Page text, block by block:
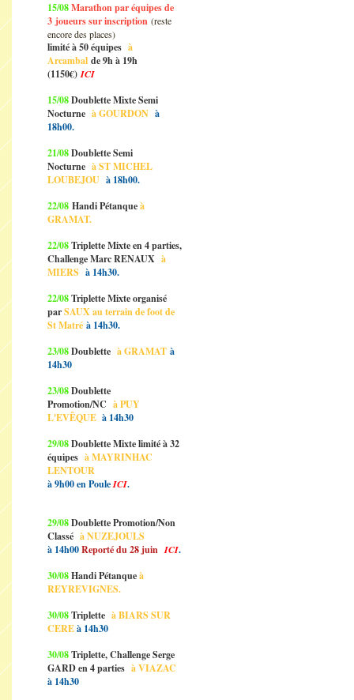
15/08Marathon par équipes de
3 joueurs sur inscription (reste
encore des places)
limité à 50 équipes à
Arcambal de 9h à 19h
(1150€)ICI
15/08Doublette Mixte Semi
Nocturne à GOURDON à
18h00.
21/08Doublette Semi
Nocturne à ST MICHEL
LOUBEJOU à 18h00.
22/08 Handi Pétanqueà
GRAMAT.
22/08Triplette Mixte en 4 parties,
Challenge Marc RENAUX à
MIERS à 14h30.
22/08Triplette Mixte organisé
parSAUX au terrain de foot de
St Matré à 14h30.
23/08Doublette à GRAMAT à
14h30
23/08Doublette
Promotion/NC à PUY
L'EVÊQUE à 14h30
29/08Doublette Mixte limité à 32
équipes à MAYRINHAC
LENTOUR
à 9h00 en PouleICI.
29/08Doublette Promotion/Non
Classé à NUZEJOULS
à 14h00Reporté du 28 juin ICI.
30/08Handi Pétanqueà
REYREVIGNES.
30/08Triplette à BIARS SUR
CEREà 14h30
30/08Triplette, Challenge Serge
GARD en 4 parties à VIAZAC
à 14h30